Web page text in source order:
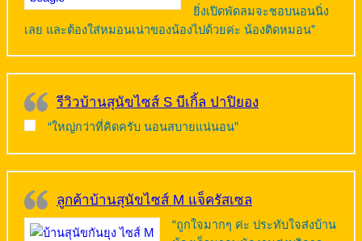
ยิ่งเปิดพัดลมจะชอบนอนนิ่ง
เลย และต้องใส่หมอนเน่าของน้องไปด้วยค่ะ น้องติดหมอน”
รีวิวบ้านสุนัขไซส์ S บีเกิ้ล ปาปิยอง
“ใหญ่กว่าที่คิดครับ นอนสบายแน่นอน”
ลูกค้าบ้านสุนัขไซส์ M แจ็ครัสเซล
“ถูกใจมากๆ ค่ะ ประทับใจส่งบ้าน